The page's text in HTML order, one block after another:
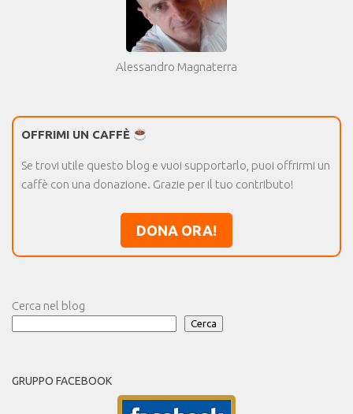
Alessandro Magnaterra
OFFRIMI UN CAFFÈ
Se trovi utile questo blog e vuoi supportarlo, puoi offrirmi un
caffè con una donazione. Grazie per il tuo contributo!
DONA ORA!
Cerca nel blog
Cerca
GRUPPO FACEBOOK